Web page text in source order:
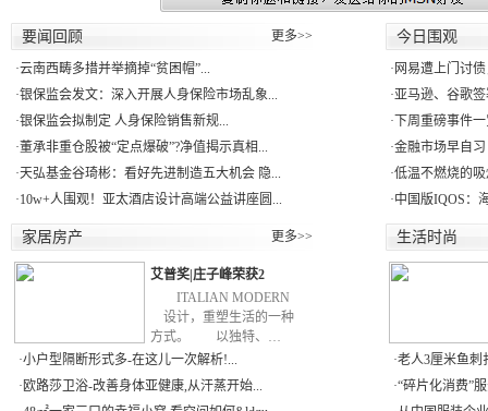
要闻回顾 更多>>
·云南西畴多措并举摘掉“贫困帽”...
·银保监会发文：深入开展人身保险市场乱象...
·银保监会拟制定 人身保险销售新规...
·董承非重仓股被“定点爆破”?净值揭示真相...
·天弘基金谷琦彬：看好先进制造五大机会 隐...
·10w+人围观！亚太酒店设计高端公益讲座圆...
今日围观
· 网易遭上门讨
·亚马逊、谷歌
· 下周重磅事件
·金融市场早自
·低温不燃烧的
·中国版IQOS：
家居房产 更多>>
艾普奖|庄子峰荣获2
ITALIAN MODERN
设计，重塑生活的一种
方式。 以独特、…
·小户型隔断形式多-在这儿一次解析!...
· 欧路莎卫浴-改善身体亚健康,从汗蒸开始...
生活时尚
·老人3厘米鱼刺
·“碎片化消费”